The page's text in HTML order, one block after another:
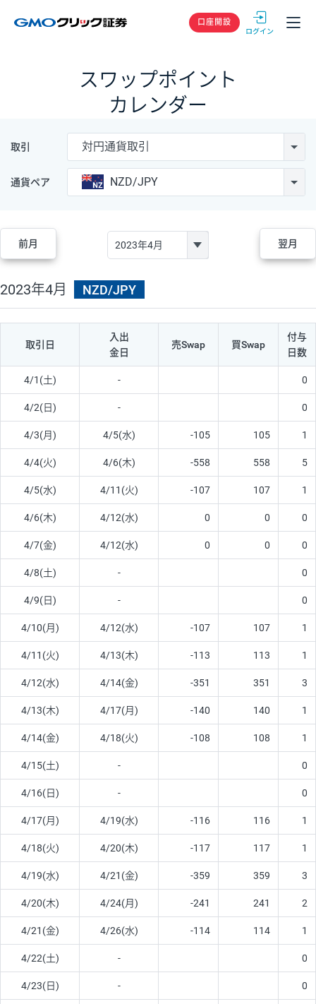
GMOクリック
口座開設
スワップポイント
カレンダー
取引 対円通貨取引
通貨ペア NZD/JPY
前月 翌月
2023年4月 NZD/JPY
取引日
入出
金日
売Swap 買Swap
付与
日数
4/1(土) - 0
4/2(日) - 0
4/3(月) 4/5(水) -105 105 1
4/4(火) 4/6(木) -558 558 5
4/5(水) 4/11(火) -107 107 1
4/6(木) 4/12(水) 0 0 0
4/7(金) 4/12(水) 0 0 0
4/8(土) - 0
4/9(日) - 0
4/10(月) 4/12(水) -107 107 1
4/11(火) 4/13(木) -113 113 1
4/12(水) 4/14(金) -351 351 3
4/13(木) 4/17(月) -140 140 1
4/14(金) 4/18(火) -108 108 1
4/15(土) - 0
4/16(日) - 0
4/17(月) 4/19(水) -116 116 1
4/18(火) 4/20(木) -117 117 1
4/19(水) 4/21(金) -359 359 3
4/20(木) 4/24(月) -241 241 2
4/21(金) 4/26(水) -114 114 1
4/22(土) - 0
4/23(日) - 0